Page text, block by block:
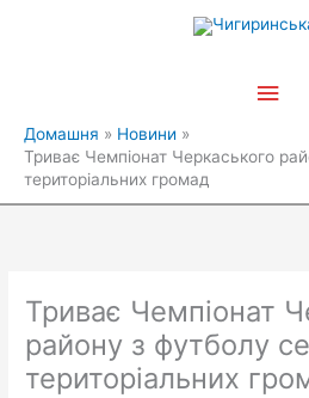
Домашня
Новини
Триває Чемпіонат Черкаського
територіальних громад
Триває Чемпіонат
району з футболу
територіальних